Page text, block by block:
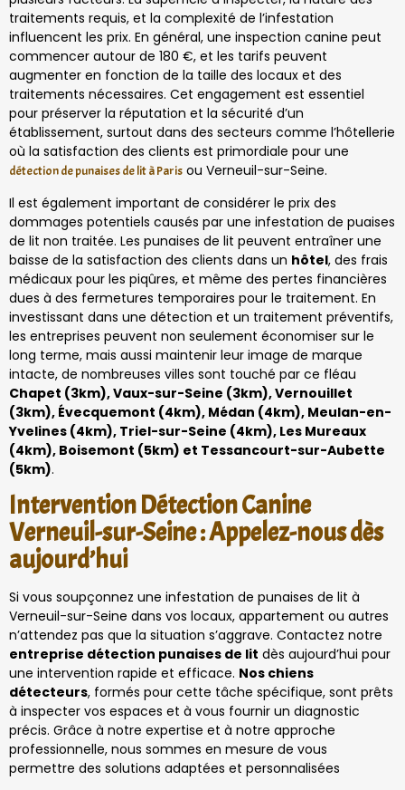
traitements requis, et la complexité de l’infestation
influencent les prix. En général, une inspection canine peut
commencer autour de 180 €, et les tarifs peuvent
augmenter en fonction de la taille des locaux et des
traitements nécessaires. Cet engagement est essentiel
pour préserver la réputation et la sécurité d’un
établissement, surtout dans des secteurs comme l’hôtellerie
où la satisfaction des clients est primordiale pour une
détection de punaises de lit à Paris ou Verneuil-sur-Seine.
Il est également important de considérer le prix des
dommages potentiels causés par une infestation de puaises
de lit non traitée. Les punaises de lit peuvent entraîner une
baisse de la satisfaction des clients dans un hôtel, des frais
médicaux pour les piqûres, et même des pertes financières
dues à des fermetures temporaires pour le traitement. En
investissant dans une détection et un traitement préventifs,
les entreprises peuvent non seulement économiser sur le
long terme, mais aussi maintenir leur image de marque
intacte, de nombreuses villes sont touché par ce fléau
Chapet (3km), Vaux-sur-Seine (3km), Vernouillet
(3km), Évecquemont (4km), Médan (4km), Meulan-en-
Yvelines (4km), Triel-sur-Seine (4km), Les Mureaux
(4km), Boisemont (5km) et Tessancourt-sur-Aubette
(5km).
Intervention Détection Canine
Verneuil-sur-Seine : Appelez-nous dès
aujourd’hui
Si vous soupçonnez une infestation de punaises de lit à
Verneuil-sur-Seine dans vos locaux, appartement ou autres
n’attendez pas que la situation s’aggrave. Contactez notre
entreprise détection punaises de lit dès aujourd’hui pour
une intervention rapide et efficace. Nos chiens
détecteurs, formés pour cette tâche spécifique, sont prêts
à inspecter vos espaces et à vous fournir un diagnostic
précis. Grâce à notre expertise et à notre approche
professionnelle, nous sommes en mesure de vous
permettre des solutions adaptées et personnalisées